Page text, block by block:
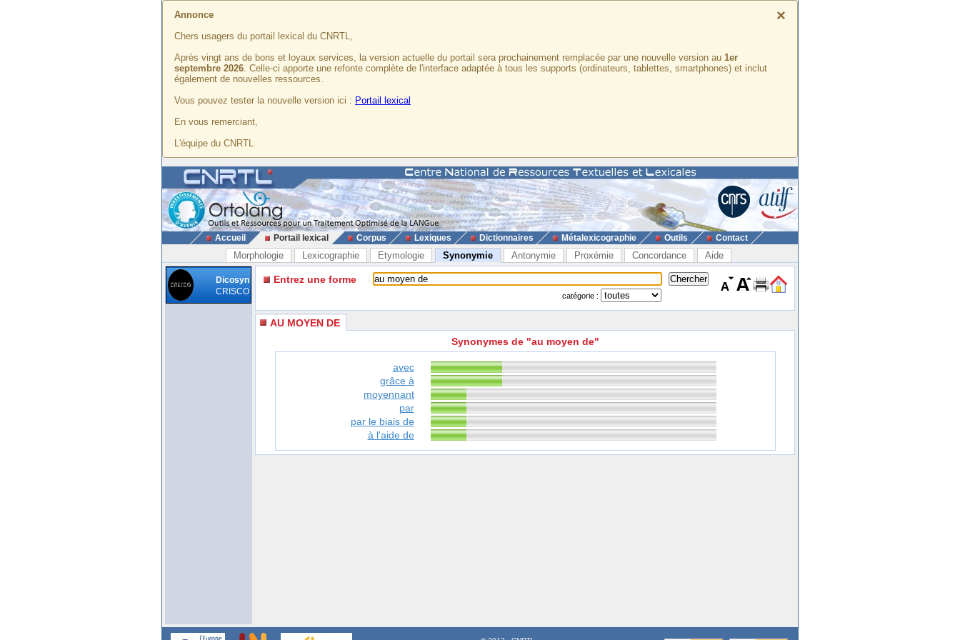
×
Annonce
Chers usagers du portail lexical du CNRTL,
Après vingt ans de bons et loyaux services, la version actuelle du portail sera prochainement remplacée par une nouvelle version au 1er
septembre 2026. Celle-ci apporte une refonte complète de l'interface adaptée à tous les supports (ordinateurs, tablettes, smartphones) et inclut
également de nouvelles ressources.
Vous pouvez tester la nouvelle version ici : Portail lexical
En vous remerciant,
L'équipe du CNRTL
Accueil Portail lexical Corpus Lexiques Dictionnaires Métalexicographie Outils Contact
Morphologie Lexicographie Etymologie Synonymie Antonymie Proxémie Concordance Aide
Dicosyn
CRISCO
Entrez une forme
catégorie :
AU MOYEN DE
Synonymes de "au moyen de"
avec
grâce à
moyennant
par
par le biais de
à l'aide de